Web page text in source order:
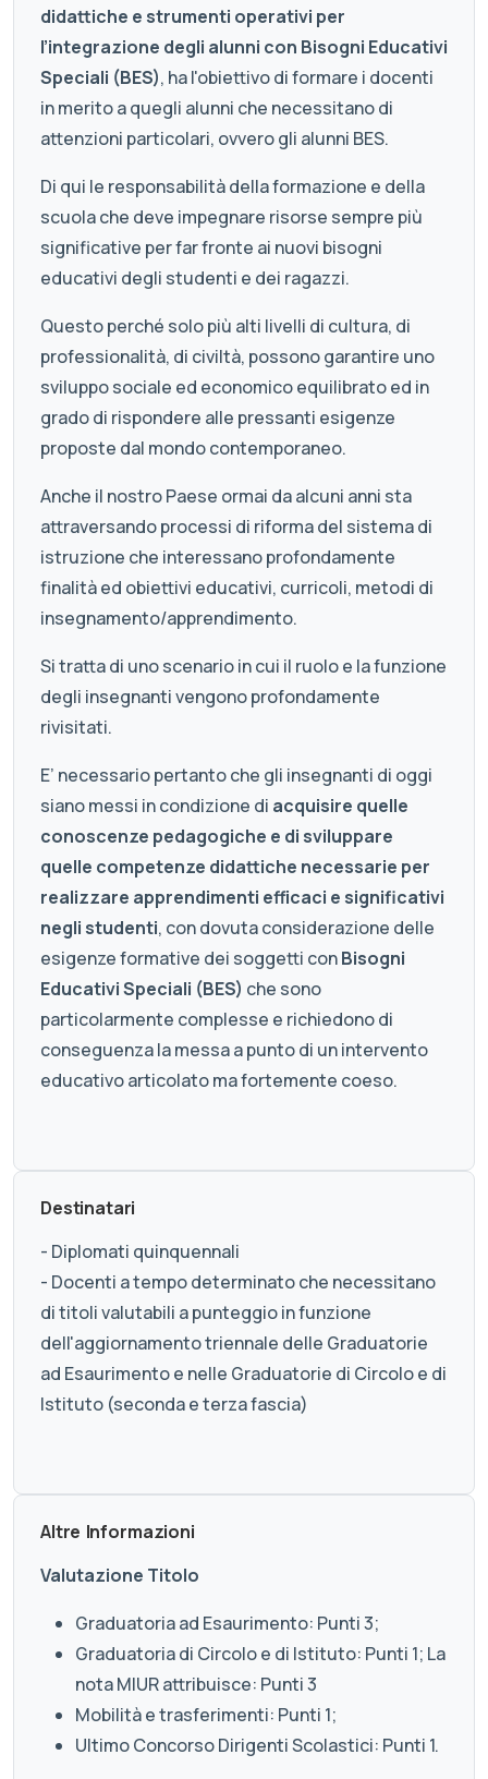
didattiche e strumenti operativi per
l’integrazione degli alunni con Bisogni Educativi
Speciali (BES), ha l'obiettivo di formare i docenti
in merito a quegli alunni che necessitano di
attenzioni particolari, ovvero gli alunni BES.
Di qui le responsabilità della formazione e della
scuola che deve impegnare risorse sempre più
significative per far fronte ai nuovi bisogni
educativi degli studenti e dei ragazzi.
Questo perché solo più alti livelli di cultura, di
professionalità, di civiltà, possono garantire uno
sviluppo sociale ed economico equilibrato ed in
grado di rispondere alle pressanti esigenze
proposte dal mondo contemporaneo.
Anche il nostro Paese ormai da alcuni anni sta
attraversando processi di riforma del sistema di
istruzione che interessano profondamente
finalità ed obiettivi educativi, curricoli, metodi di
insegnamento/apprendimento.
Si tratta di uno scenario in cui il ruolo e la funzione
degli insegnanti vengono profondamente
rivisitati.
E’ necessario pertanto che gli insegnanti di oggi
siano messi in condizione di acquisire quelle
conoscenze pedagogiche e di sviluppare
quelle competenze didattiche necessarie per
realizzare apprendimenti efficaci e significativi
negli studenti, con dovuta considerazione delle
esigenze formative dei soggetti conBisogni
Educativi Speciali (BES) che sono
particolarmente complesse e richiedono di
conseguenza la messa a punto di un intervento
educativo articolato ma fortemente coeso.
Destinatari
- Diplomati quinquennali
- Docenti a tempo determinato che necessitano
di titoli valutabili a punteggio in funzione
dell'aggiornamento triennale delle Graduatorie
ad Esaurimento e nelle Graduatorie di Circolo e di
Istituto (seconda e terza fascia)
Altre Informazioni
Valutazione Titolo
Graduatoria ad Esaurimento: Punti 3;
Graduatoria di Circolo e di Istituto: Punti 1; La
nota MIUR attribuisce: Punti 3
Mobilità e trasferimenti: Punti 1;
Ultimo Concorso Dirigenti Scolastici: Punti 1.